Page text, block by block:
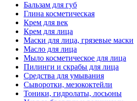
Бальзам для губ
Глина косметическая
Крем для век
Крем для лица
Маски для лица, грязевые маски
Масло для лица
Мыло косметическое для лица
Пилинги и скрабы для лица
Средства для умывания
Сыворотки, мезококтейли
Тоники, гидролаты, лосьоны